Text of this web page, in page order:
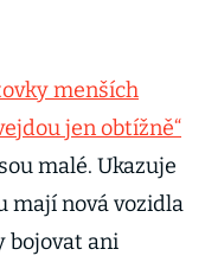
menších
jen obtížně“
malé. Ukazuje
mají nová vozidla
bojovat ani